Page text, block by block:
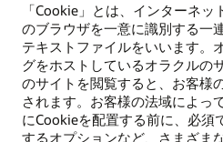
「Cookie」とは、インターネ
のブラウザを一意に識別する一
テキストファイルをいいます。
グをホストしているオラクルの
のサイトを閲覧すると、お客様
されます。お客様の法域によっ
にCookieを配置する前に、必須
するオプションなど、さまざま